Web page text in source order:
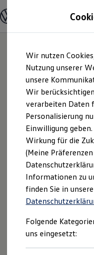
Hauptinhalt
springen
Footer
springen
Modelle &
Modelle
Oldtimer
Bulli
Branchenlösungen
Auf- und
Groß- und
Bau &
Service
Kurier,
ONE Business
Fahrzeugsuche &
Hier finden
Lamminger
Anbieterin von
die auf
Wir nutzen
Nutzung unserer
unsere
Wir
verarbeiten Daten
Personalisierung
Einwilligung
Wirkung für die
(Meine
Informationen zu
finden Sie in
Folgende
uns eingesetzt: